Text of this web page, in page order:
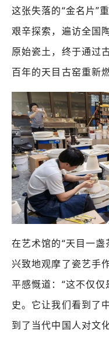
这张失落的“金名片”
艰辛探索，遍访全国
原始瓷土，终于通过
百年的天目古窑重新
在艺术馆的“天目一
兴致地观摩了瓷艺手
平感慨道：“这不仅
史。它让我们看到了
到了当代中国人对文